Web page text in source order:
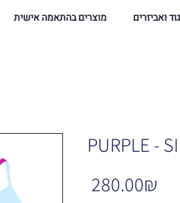
ואביזרים מוצרים בהתאמה אישית
PURPLE -
‏280.00 ‏₪